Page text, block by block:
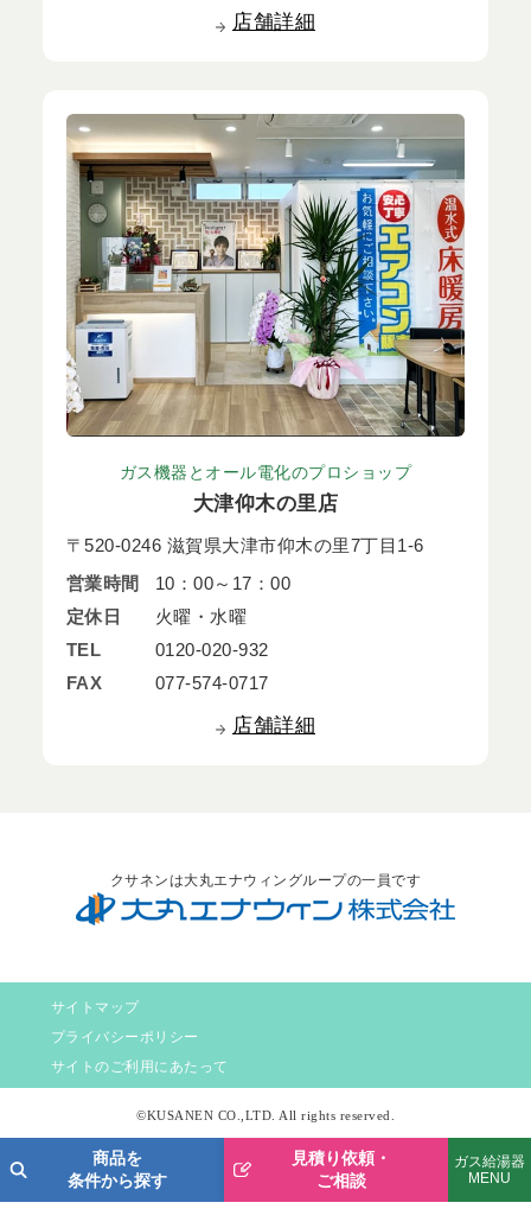
店舗詳細
ガス機器とオール電化のプロショップ
大津仰木の里店
〒520-0246 滋賀県大津市仰木の里7丁目1-6
営業時間
10：00～17：00
定休日
火曜・水曜
TEL
0120-020-932
FAX
077-574-0717
店舗詳細
クサネンは大丸エナウィングループの一員です
サイトマップ
プライバシーポリシー
サイトのご利用にあたって
©KUSANEN CO.,LTD. All rights reserved.
商品を
条件から探す
見積り依頼・
ご相談
ガス給湯器
MENU